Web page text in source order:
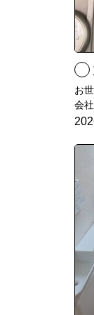
お
会